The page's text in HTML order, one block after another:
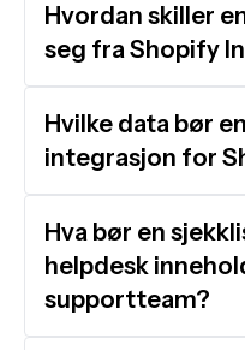
Hvordan skiller
seg fra Shopify
Hvilke data bør
integrasjon for
Hva bør en
helpdesk
supportteam?